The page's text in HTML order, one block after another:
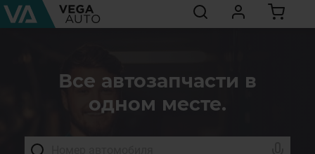
Все автозапчасти в
одном месте.